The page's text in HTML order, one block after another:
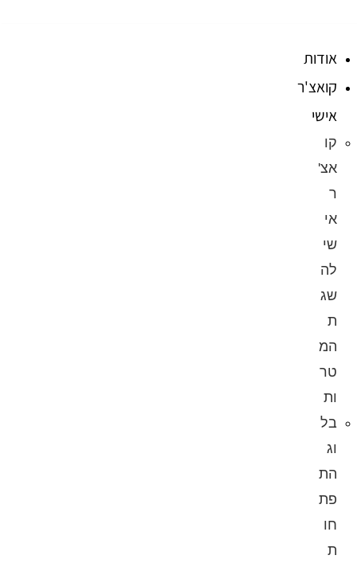
אודות
קואצ'ר
אישי
קו
אצ'
אי
שי
לה
שג
ת
המ
טר
ות
בל
וג
הת
פת
חו
ת